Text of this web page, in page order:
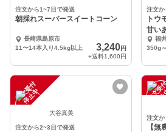
注文から1~7日で発送
朝採れスーパースイートコーン
長崎県島原市
11〜14本入り4.5kg以上
3,240円
+送料1,600円
注文
ト
甘い
福
350g
注
文
受
付
停
止
中
大谷真美
注文から2~3日で発送
注文
【無